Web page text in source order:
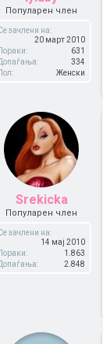
Популарен член
зачлени на:
20 март 2010
Пораки:
631
334
Пол:
Женски
Srekicka
Популарен член
зачлени на:
14 мај 2010
Пораки:
1.863
2.848